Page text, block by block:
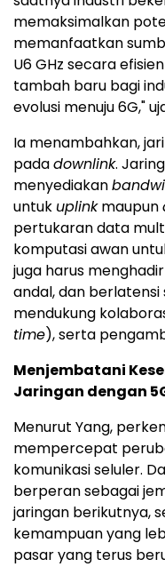
memaksimalkan
memanfaatkan
U6 GHz secara
tambah baru bagi
evolusi menuju 6G,"
Ia menambahkan,
padadownlink.
menyediakan
untuk uplinkmaupun
pertukaran data
komputasi awan
juga harus
andal, dan
mendukung
time), serta
Menjembatani
Jaringan dengan
Menurut Yang,
mempercepat
komunikasi seluler.
berperan sebagai
jaringan berikutnya,
kemampuan yang
pasar yang terus